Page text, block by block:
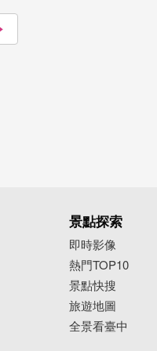
景點探索
即時影像
熱門TOP10
景點快搜
旅遊地圖
全景看臺中